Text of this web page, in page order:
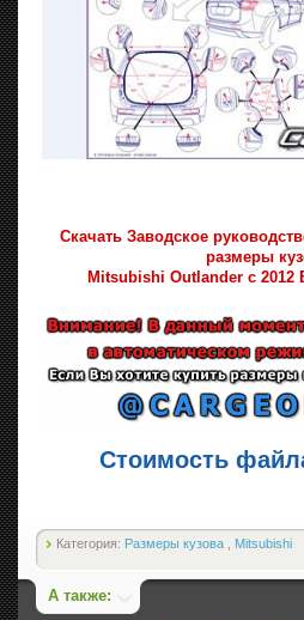
Скачать Заводское
размеры
Mitsubishi Outlander с 2012
Стоимость
Категория: Размеры кузова Mitsubishi
А также: